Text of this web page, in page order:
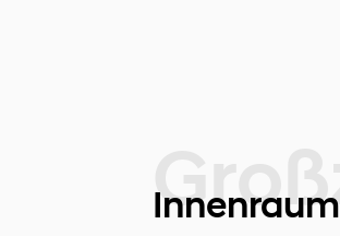
Innenraum